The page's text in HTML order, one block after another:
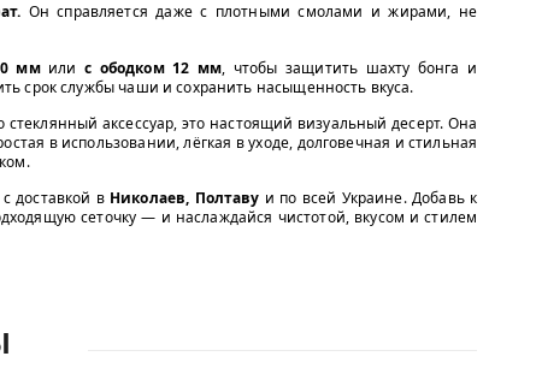
Он справляется даже с плотными смолами и жирами, не
ммилис ободком 12 мм, чтобы защитить шахту бонга и
срок службы чаши и сохранить насыщенность вкуса.
стеклянный аксессуар, это настоящий визуальный десерт. Она
в использовании, лёгкая в уходе, долговечная и стильная
доставкой в Николаев, Полтаву и по всей Украине. Добавь к
сеточку — и наслаждайся чистотой, вкусом и стилем